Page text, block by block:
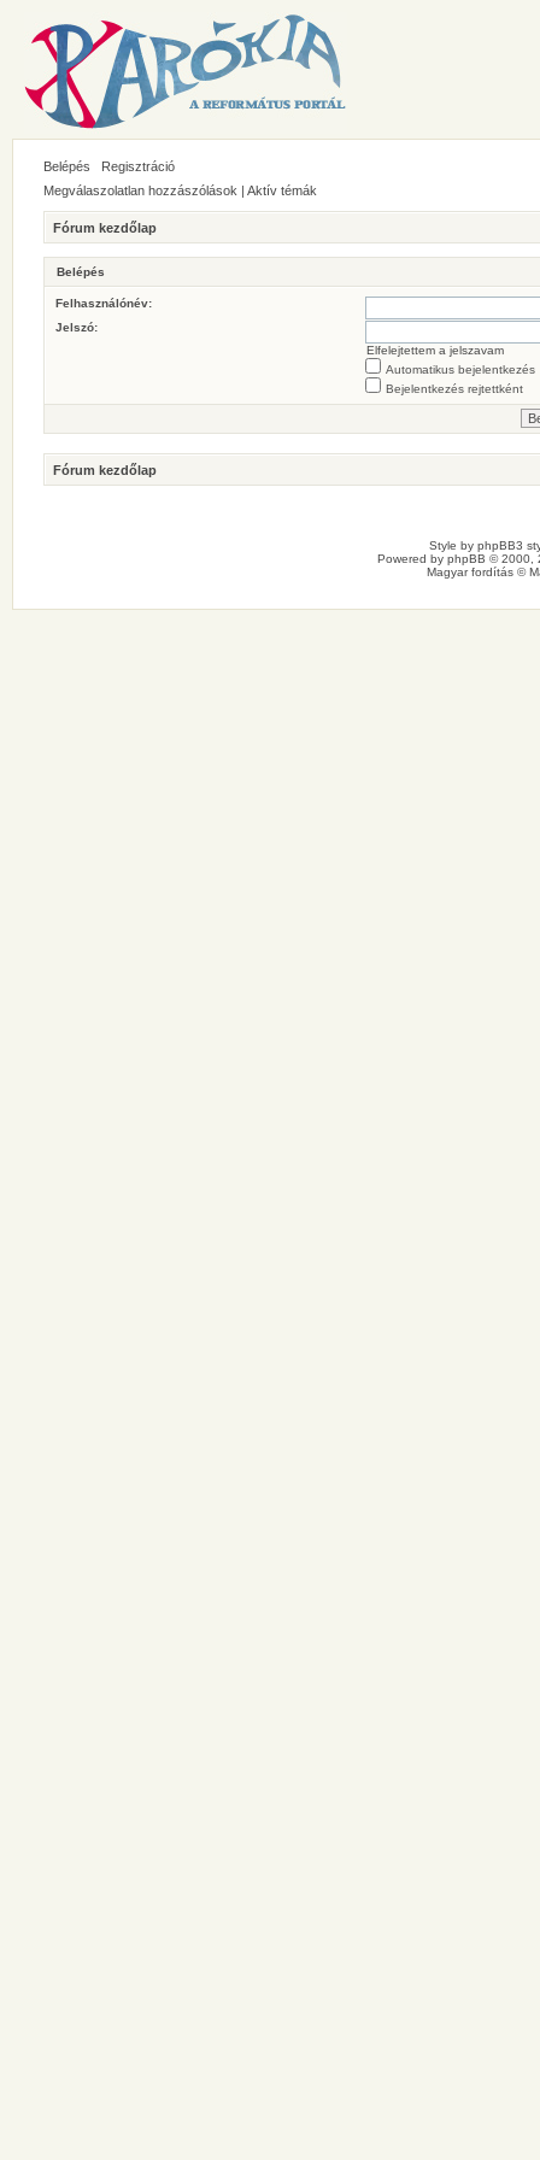
Belépés
Regisztráció
Megválaszolatlan hozzászólások | Aktív témák
Fórum kezdőlap
Belépés
Felhasználónév:
Jelszó:
Elfelejtettem a jelszavam
Automatikus bejelentkezés
Bejelentkezés rejtettként
Fórum kezdőlap
Style by phpBB3
Powered by phpBB © 2000,
Magyar fordítás ©